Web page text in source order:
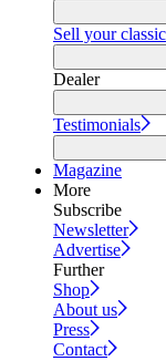
Sell your classic
Dealer
Testimonials
Magazine
More
Subscribe
Newsletter
Advertise
Further
Shop
About us
Press
Contact